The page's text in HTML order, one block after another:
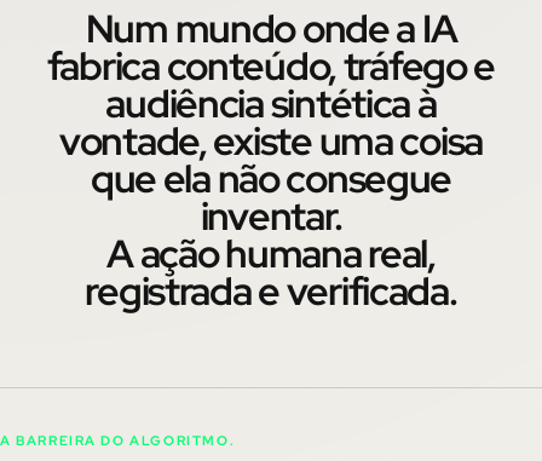
Num mundo onde a IA
fabrica conteúdo, tráfego e
audiência sintética à
vontade, existe uma coisa
que ela não consegue
inventar.
A ação humana real,
registrada e verificada.
A BARREIRA DO ALGORITMO.